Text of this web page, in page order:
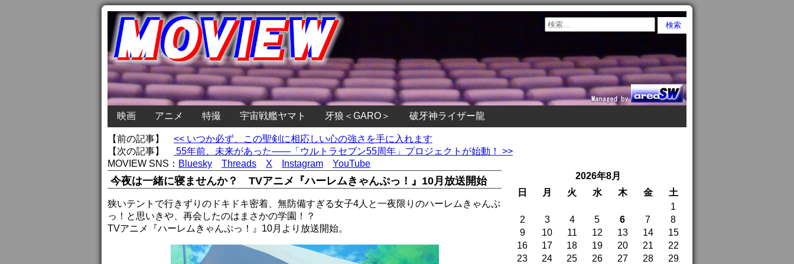
映画 アニメ 特撮 宇宙戦艦ヤマト 牙狼＜GARO＞ 破牙神ライザー龍
【前の記事】 << いつか必ず、この聖剣に相応しい心の強さを手に入れます
【次の記事】
55年前、未来があった――「ウルトラセブン55周年」プロジェクトが始動！ >>
MOVIEW SNS： Bluesky Threads X Instagram YouTube
今夜は一緒に寝ませんか？ TVアニメ『ハーレムきゃんぷっ！』10月放送開始
狭いテントで行きずりのドキドキ密着、無防備すぎる女子4人と一夜限りのハーレムきゃんぷ
っ！と思いきや、再会したのはまさかの学園！？
TVアニメ『ハーレムきゃんぷっ！』10月より放送開始。
2026年8月
日
月 火 水 木 金
土
1
2
3 4 5 6 7
8
9
10 11 12 13 14
15
16
17 18 19 20 21
22
23
24 25 26 27 28 29